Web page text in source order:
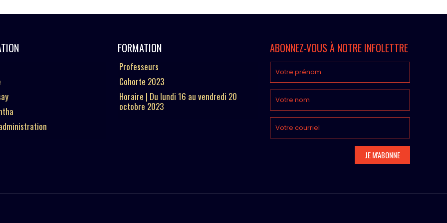
FORMATION
Professeurs
Cohorte 2023
Horaire | Du lundi 16 au vendredi 20
octobre 2023
ABONNEZ-VOUS À NOTRE INFOLETTRE